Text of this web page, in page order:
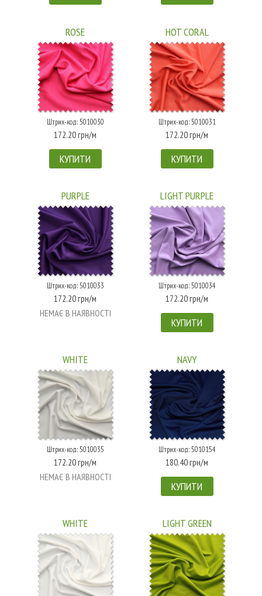
ROSE
Штрих-код: 5010030
172.20 грн/м
КУПИТИ
HOT CORAL
Штрих-код: 5010031
172.20 грн/м
КУПИТИ
PURPLE
Штрих-код: 5010033
172.20 грн/м
НЕМАЄ В НАЯВНОСТІ
LIGHT PURPLE
Штрих-код: 5010034
172.20 грн/м
КУПИТИ
WHITE
Штрих-код: 5010035
172.20 грн/м
НЕМАЄ В НАЯВНОСТІ
NAVY
Штрих-код: 5010154
180.40 грн/м
КУПИТИ
WHITE LIGHT GREEN